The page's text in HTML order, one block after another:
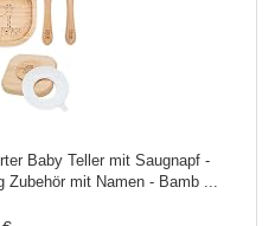
Baby Teller mit Saugnapf -
mit Namen - Bamb ...